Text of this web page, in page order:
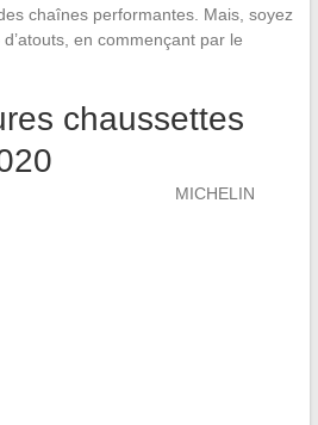
chaînes performantes. Mais, soyez
en commençant par le
chaussettes
MICHELIN